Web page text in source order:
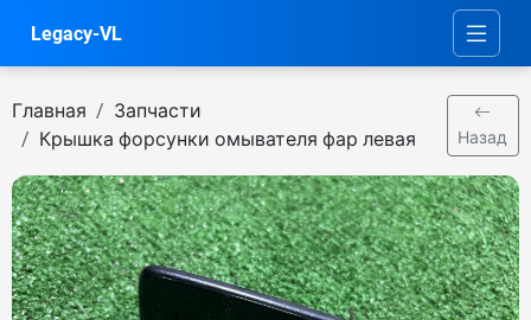
Legacy-VL
Главная
Запчасти
Крышка форсунки омывателя фар левая
Назад